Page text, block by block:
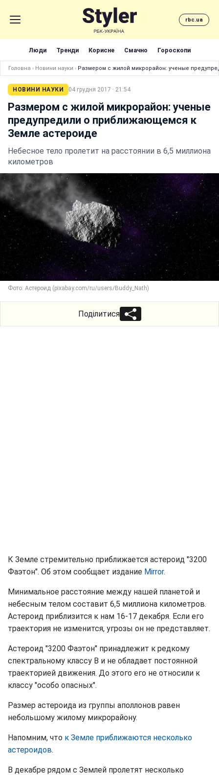
rbc.ua
Люди Тренди Корисне Смачно Гороскопи
Головна › Новини науки › Размером с жилой микрорайон: ученые
НОВИНИ НАУКИ 04 грудня 2017 · 21:54
Размером с жилой микрорайон: ученые
предупредили о приближающемся к
Земле астероиде
Небесное тело пролетит на расстоянии в 6,5 миллиона
километров
Фото: Астероид (pixabay.com/ru/users/Buddy_Nath)
Поділитися
К Земле стремительно приближается астероид "3200
Фаэтон". Об этом сообщает издание Mirror.
Минимальное расстояние между нашей планетой и
небесным телом составит 6,5 миллиона километров.
Астероид приблизится к нам 16-17 декабря. Если его
траектория не изменится, угрозы он не представляет.
Астероид "3200 Фаэтон" принадлежит к редкому
спектральному классу B и не обладает постоянной
траекторией движения. До этого его не относили к
классу "особо опасных".
Размер астероида из группы аполлонов равен
небольшому жилому микрорайону.
Напомним, что к Земле приближаются несколько
астероидов.
В декабре рядом с Землей пролетят несколько